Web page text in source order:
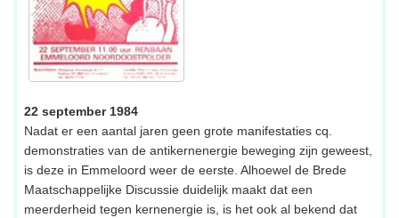
22 september 1984
Nadat er een aantal jaren geen grote manifestaties cq.
demonstraties van de antikernenergie beweging zijn geweest,
is deze in Emmeloord weer de eerste. Alhoewel de Brede
Maatschappelijke Discussie duidelijk maakt dat een
meerderheid tegen kernenergie is, is het ook al bekend dat